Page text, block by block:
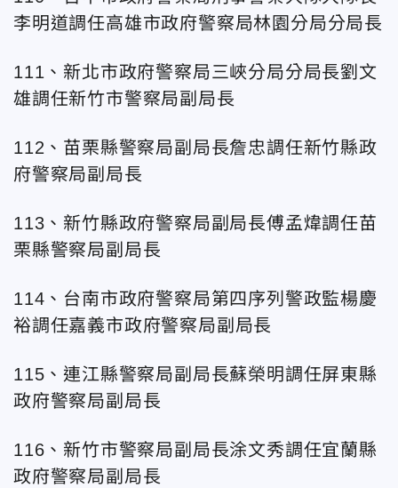
李明道調任高雄市政府警察局林園分局分局長
111、新北市政府警察局三峽分局分局長劉文
雄調任新竹市警察局副局長
112、苗栗縣警察局副局長詹忠調任新竹縣政
府警察局副局長
113、新竹縣政府警察局副局長傅孟煒調任苗
栗縣警察局副局長
114、台南市政府警察局第四序列警政監楊慶
裕調任嘉義市政府警察局副局長
115、連江縣警察局副局長蘇榮明調任屏東縣
政府警察局副局長
116、新竹市警察局副局長涂文秀調任宜蘭縣
政府警察局副局長